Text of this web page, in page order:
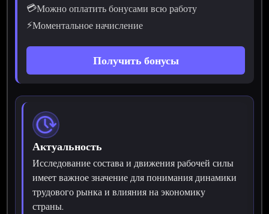
💳Можно оплатить бонусами всю работу
⚡Моментальное начисление
Получить бонусы
Актуальность
Исследование состава и движения рабочей силы
имеет важное значение для понимания динамики
трудового рынка и влияния на экономику
страны.